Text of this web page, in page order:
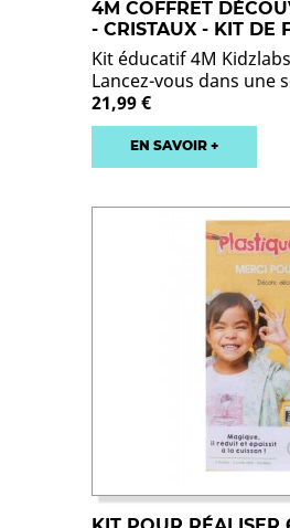
4M COFFRET
- CRISTAUX - KIT DE
Kit éducatif 4M
Lancez-vous dans une
21,99 €
EN SAVOIR +